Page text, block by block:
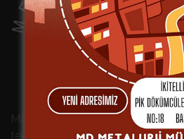
MD Metalurji, başta alüminyum
teknik seramik ürünler olmak